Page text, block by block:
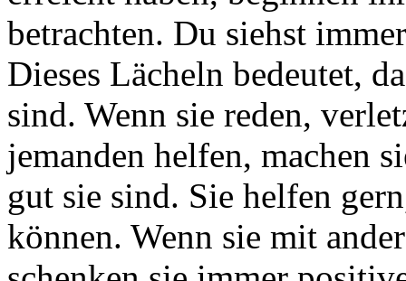
betrachten. Du siehst
Dieses Lächeln bedeutet,
sind. Wenn sie reden,
jemanden helfen, machen
gut sie sind. Sie helfen
können. Wenn sie mit